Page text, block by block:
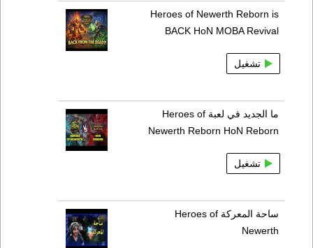
Heroes of Newerth Reborn is
BACK HoN MOBA Revival
تشغيل
ما الجديد في لعبة Heroes of
Newerth Reborn HoN Reborn
تشغيل
ساحة المعركة Heroes of
Newerth